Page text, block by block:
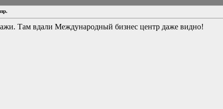
Там вдали Международный бизнес центр даже видно!